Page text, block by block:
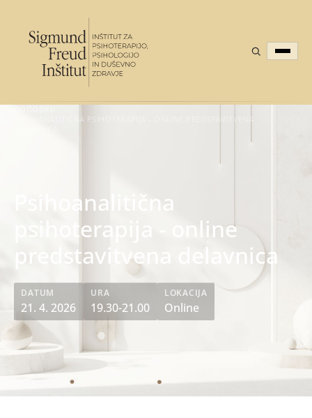
PSIHOANALITIČNA PSIHOTERAPIJA - ONLINE PREDSTAVITVENA
Psihoanalitična
psihoterapija - online
predstavitvena delavnica
DATUM
21. 4. 2026
URA
19.30-21.00
LOKACIJA
Online